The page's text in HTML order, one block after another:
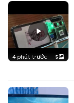
4 phút trước 5